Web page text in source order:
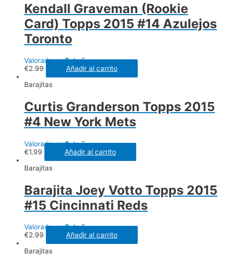
Kendall Graveman (Rookie
Card) Topps 2015 #14 Azulejos
Toronto
Valorado en0de 5
€2.99
Añadir al carrito
Barajitas
Curtis Granderson Topps 2015
#4 New York Mets
Valorado en0de 5
€1.99
Añadir al carrito
Barajitas
Barajita Joey Votto Topps 2015
#15 Cincinnati Reds
Valorado en0de 5
€2.99
Añadir al carrito
Barajitas